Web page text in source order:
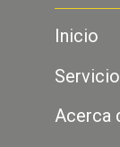
Inicio
Acerca